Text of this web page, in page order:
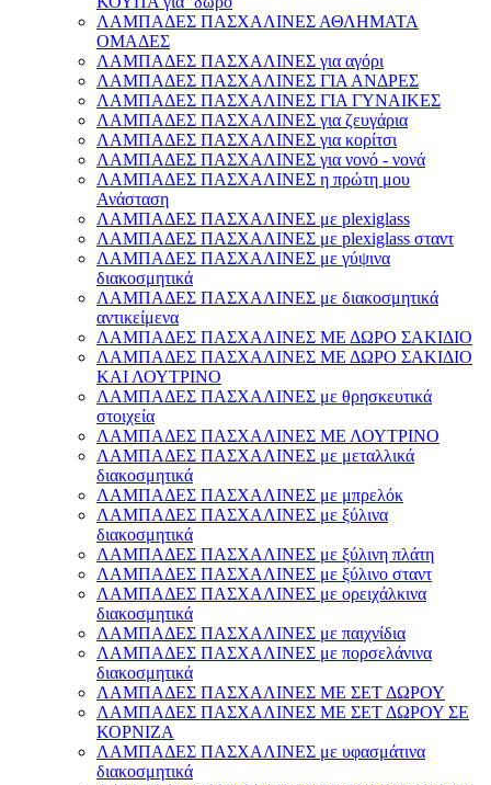
ΛΑΜΠΑΔΕΣ ΠΑΣΧΑΛΙΝΕΣ ΑΘΛΗΜΑΤΑ
ΟΜΑΔΕΣ
ΛΑΜΠΑΔΕΣ ΠΑΣΧΑΛΙΝΕΣ για αγόρι
ΛΑΜΠΑΔΕΣ ΠΑΣΧΑΛΙΝΕΣ ΓΙΑ ΑΝΔΡΕΣ
ΛΑΜΠΑΔΕΣ ΠΑΣΧΑΛΙΝΕΣ ΓΙΑ ΓΥΝΑΙΚΕΣ
ΛΑΜΠΑΔΕΣ ΠΑΣΧΑΛΙΝΕΣ για ζευγάρια
ΛΑΜΠΑΔΕΣ ΠΑΣΧΑΛΙΝΕΣ για κορίτσι
ΛΑΜΠΑΔΕΣ ΠΑΣΧΑΛΙΝΕΣ για νονό - νονά
ΛΑΜΠΑΔΕΣ ΠΑΣΧΑΛΙΝΕΣ η πρώτη μου
Ανάσταση
ΛΑΜΠΑΔΕΣ ΠΑΣΧΑΛΙΝΕΣ με plexiglass
ΛΑΜΠΑΔΕΣ ΠΑΣΧΑΛΙΝΕΣ με plexiglass σταντ
ΛΑΜΠΑΔΕΣ ΠΑΣΧΑΛΙΝΕΣ με γύψινα
διακοσμητικά
ΛΑΜΠΑΔΕΣ ΠΑΣΧΑΛΙΝΕΣ με διακοσμητικά
αντικείμενα
ΛΑΜΠΑΔΕΣ ΠΑΣΧΑΛΙΝΕΣ ΜΕ ΔΩΡΟ ΣΑΚΙΔΙΟ
ΛΑΜΠΑΔΕΣ ΠΑΣΧΑΛΙΝΕΣ ΜΕ ΔΩΡΟ ΣΑΚΙΔΙΟ
ΚΑΙ ΛΟΥΤΡΙΝΟ
ΛΑΜΠΑΔΕΣ ΠΑΣΧΑΛΙΝΕΣ με θρησκευτικά
στοιχεία
ΛΑΜΠΑΔΕΣ ΠΑΣΧΑΛΙΝΕΣ ΜΕ ΛΟΥΤΡΙΝΟ
ΛΑΜΠΑΔΕΣ ΠΑΣΧΑΛΙΝΕΣ με μεταλλικά
διακοσμητικά
ΛΑΜΠΑΔΕΣ ΠΑΣΧΑΛΙΝΕΣ με μπρελόκ
ΛΑΜΠΑΔΕΣ ΠΑΣΧΑΛΙΝΕΣ με ξύλινα
διακοσμητικά
ΛΑΜΠΑΔΕΣ ΠΑΣΧΑΛΙΝΕΣ με ξύλινη πλάτη
ΛΑΜΠΑΔΕΣ ΠΑΣΧΑΛΙΝΕΣ με ξύλινο σταντ
ΛΑΜΠΑΔΕΣ ΠΑΣΧΑΛΙΝΕΣ με ορειχάλκινα
διακοσμητικά
ΛΑΜΠΑΔΕΣ ΠΑΣΧΑΛΙΝΕΣ με παιχνίδια
ΛΑΜΠΑΔΕΣ ΠΑΣΧΑΛΙΝΕΣ με πορσελάνινα
διακοσμητικά
ΛΑΜΠΑΔΕΣ ΠΑΣΧΑΛΙΝΕΣ ΜΕ ΣΕΤ ΔΩΡΟΥ
ΛΑΜΠΑΔΕΣ ΠΑΣΧΑΛΙΝΕΣ ΜΕ ΣΕΤ ΔΩΡΟΥ ΣΕ
ΚΟΡΝΙΖΑ
ΛΑΜΠΑΔΕΣ ΠΑΣΧΑΛΙΝΕΣ με υφασμάτινα
διακοσμητικά